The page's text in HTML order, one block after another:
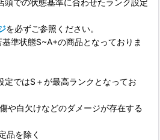
頭での状態基準に合わせたランク設定
を必ずご参照ください。
準状態S~A+の商品となっておりま
定ではS＋が最高ランクとなってお
や白欠けなどのダメージが存在する
品を除く